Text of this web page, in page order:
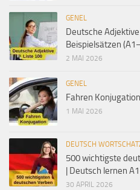
GENEL
Deutsche
Beispielsätzen
2 MAI 2026
GENEL
Fahren
1 MAI 2026
DEUTSCH
500 wichtigste
| Deutsch lernen
30 APRIL 2026